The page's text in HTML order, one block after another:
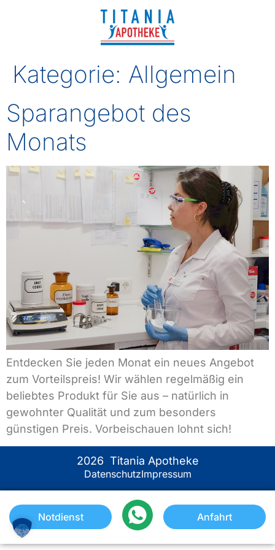
Kategorie: Allgemein
Sparangebot des
Monats
Entdecken Sie jeden Monat ein neues Angebot
zum Vorteilspreis! Wir wählen regelmäßig ein
beliebtes Produkt für Sie aus – natürlich in
gewohnter Qualität und zum besonders
günstigen Preis. Vorbeischauen lohnt sich!
2026 Titania Apotheke
DatenschutzImpressum
Notdienst Anfahrt